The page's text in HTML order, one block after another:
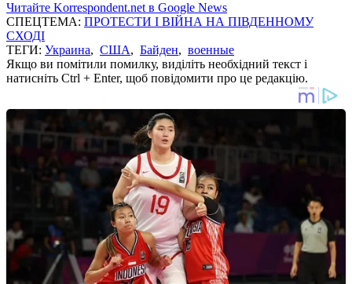
Читайте Korrespondent.net в Google News
СПЕЦТЕМА: ПРОТЕСТИ І ВІЙНА НА ПІВДЕННОМУ
СХОДІ
ТЕГИ: Украина, США, Байден, военные
Якщо ви помітили помилку, виділіть необхідний текст і
натисніть Ctrl + Enter, щоб повідомити про це редакцію.